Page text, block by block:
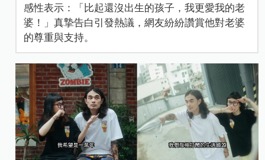
感性表示：「比起還沒出生的孩子，我更愛我的老
婆！」真摯告白引發熱議，網友紛紛讚賞他對老婆
的尊重與支持。